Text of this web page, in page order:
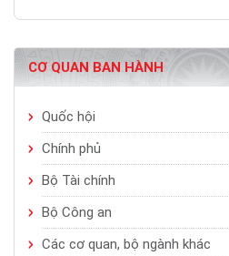
CƠ QUAN BAN HÀNH
Quốc hội
Chính phủ
Bộ Tài chính
Bộ Công an
Các cơ quan, bộ ngành khác